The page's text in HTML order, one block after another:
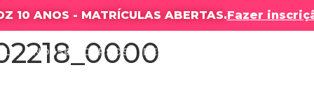
10 ANOS - MATRÍCULAS ABERTAS.Fazer
NOSSOS CURSOS RESULTADOS